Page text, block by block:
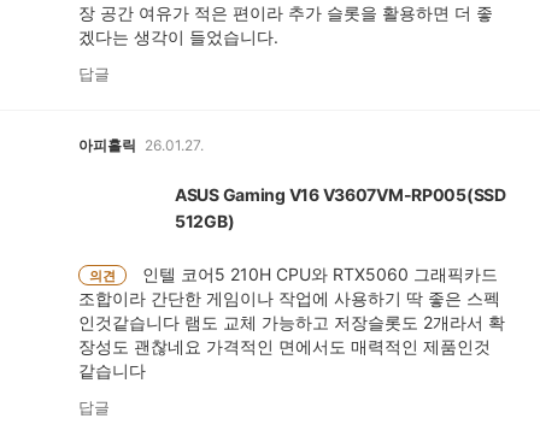
장 공간 여유가 적은 편이라 추가 슬롯을 활용하면 더 좋
겠다는 생각이 들었습니다.
답글
아피홀릭 26.01.27.
ASUS Gaming V16 V3607VM-RP005(SSD
512GB)
의견
인텔 코어5 210H CPU와 RTX5060 그래픽카드
조합이라 간단한 게임이나 작업에 사용하기 딱 좋은 스펙
인것같습니다 램도 교체 가능하고 저장슬롯도 2개라서 확
장성도 괜찮네요 가격적인 면에서도 매력적인 제품인것
같습니다
답글